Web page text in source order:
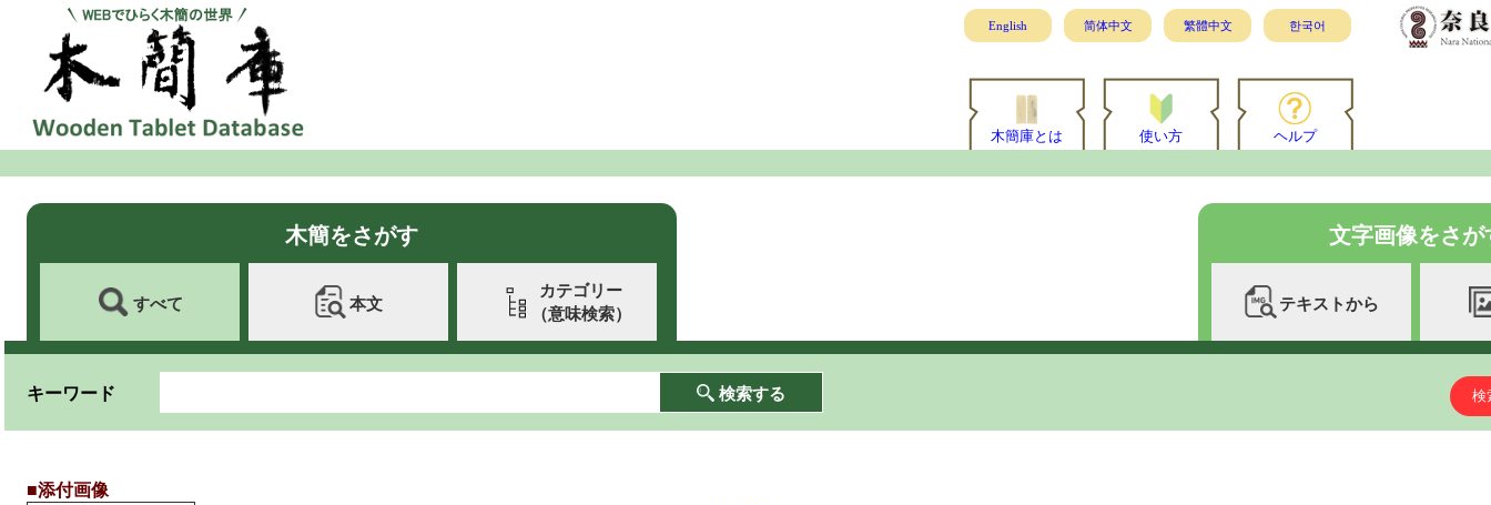
English 简体中文 繁體中文 한국어
木簡庫とは 使い方 ヘルプ
木簡をさがす
すべて 本文
カテゴリー
（意味検索）
文字画像をさが
テキストから
キーワード 検索する 検
■添付画像